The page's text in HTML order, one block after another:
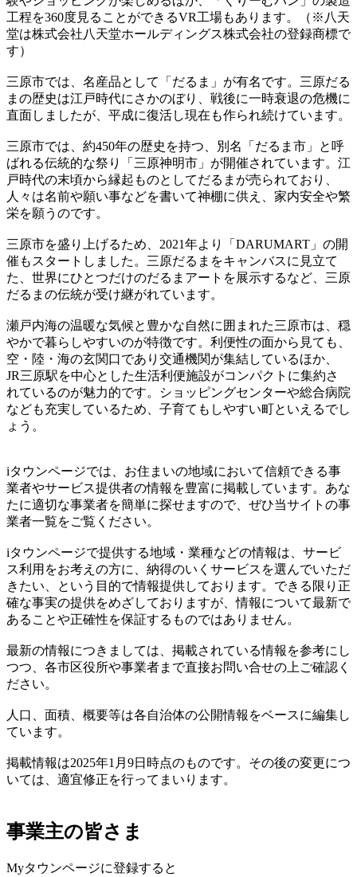
工程を360度見ることができるVR工場もあります。（※八天
堂は株式会社八天堂ホールディングス株式会社の登録商標で
す）
三原市では、名産品として「だるま」が有名です。三原だる
まの歴史は江戸時代にさかのぼり、戦後に一時衰退の危機に
直面しましたが、平成に復活し現在も作られ続けています。
三原市では、約450年の歴史を持つ、別名「だるま市」と呼
ばれる伝統的な祭り「三原神明市」が開催されています。江
戸時代の末頃から縁起ものとしてだるまが売られており、
人々は名前や願い事などを書いて神棚に供え、家内安全や繁
栄を願うのです。
三原市を盛り上げるため、2021年より「DARUMART」の開
催もスタートしました。三原だるまをキャンバスに見立て
た、世界にひとつだけのだるまアートを展示するなど、三原
だるまの伝統が受け継がれています。
瀬戸内海の温暖な気候と豊かな自然に囲まれた三原市は、穏
やかで暮らしやすいのが特徴です。利便性の面から見ても、
空・陸・海の玄関口であり交通機関が集結しているほか、
JR三原駅を中心とした生活利便施設がコンパクトに集約さ
れているのが魅力的です。ショッピングセンターや総合病院
なども充実しているため、子育てもしやすい町といえるでし
ょう。
iタウンページでは、お住まいの地域において信頼できる事
業者やサービス提供者の情報を豊富に掲載しています。あな
たに適切な事業者を簡単に探せますので、ぜひ当サイトの事
業者一覧をご覧ください。
iタウンページで提供する地域・業種などの情報は、サービ
ス利用をお考えの方に、納得のいくサービスを選んでいただ
きたい、という目的で情報提供しております。できる限り正
確な事実の提供をめざしておりますが、情報について最新で
あることや正確性を保証するものではありません。
最新の情報につきましては、掲載されている情報を参考にし
つつ、各市区役所や事業者まで直接お問い合せの上ご確認く
ださい。
人口、面積、概要等は各自治体の公開情報をベースに編集し
ています。
掲載情報は2025年1月9日時点のものです。その後の変更につ
いては、適宜修正を行ってまいります。
事業主の皆さま
Myタウンページに登録すると